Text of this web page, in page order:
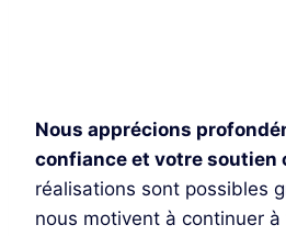
Nous apprécions
confiance et votre soutien
réalisations sont possibles
nous motivent à continuer